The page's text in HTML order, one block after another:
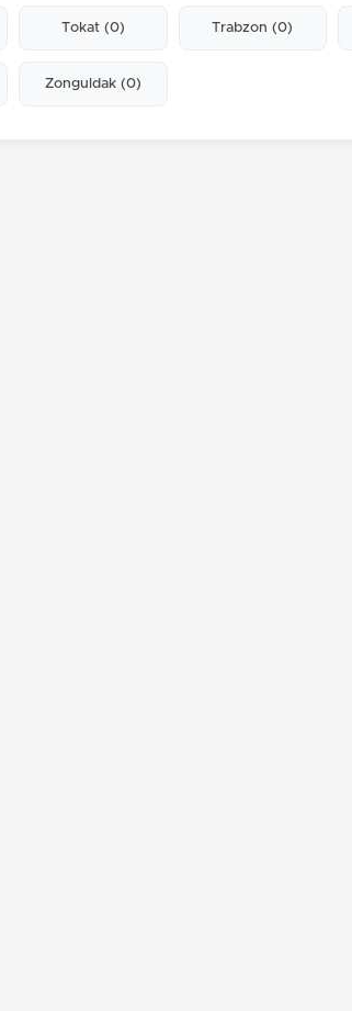
Tokat (0) Trabzon(0)
Zonguldak (0)